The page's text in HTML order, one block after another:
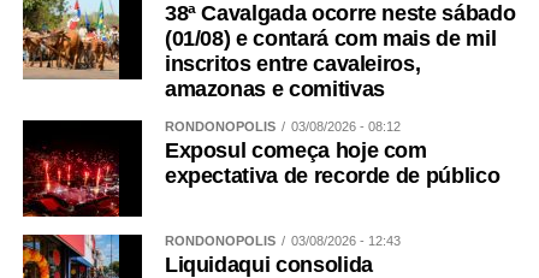
38ª Cavalgada ocorre neste sábado
(01/08) e contará com mais de mil
inscritos entre cavaleiros,
amazonas e comitivas
RONDONÓPOLIS 03/08/2026 - 08:12
Exposul começa hoje com
expectativa de recorde de público
RONDONÓPOLIS 03/08/2026 - 12:43
Liquidaqui consolida